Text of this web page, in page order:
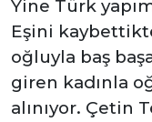
Yine Türk
Eşini
oğluyla baş
giren kadınla
alınıyor. Çetin